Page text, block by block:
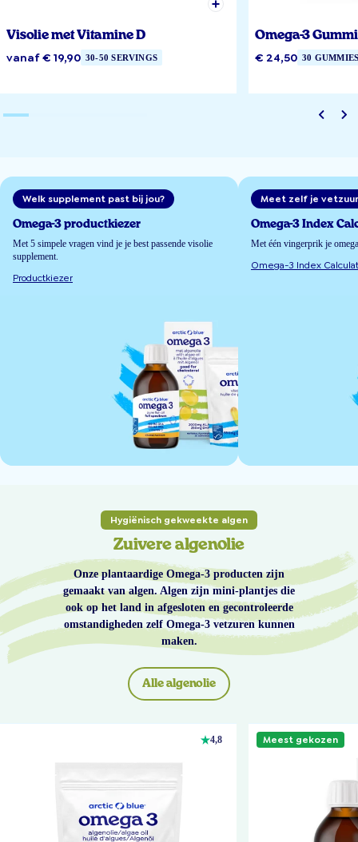
Visolie met Vitamine D
vanaf € 19,90 30-50 SERVINGS
Omega-3
€ 24,50 30
Welk supplement past bij jou?
Omega-3 productkiezer
Met 5 simpele vragen vind je je best passende visolie
supplement.
Productkiezer
Meet zelf je
Omega-3 Index
Met één vingerprik je
Omega-3 Index
Hygiënisch gekweekte algen
Zuivere algenolie
Onze plantaardige Omega-3 producten zijn
gemaakt van algen. Algen zijn mini-plantjes die
ook op het land in afgesloten en gecontroleerde
omstandigheden zelf Omega-3 vetzuren kunnen
maken.
Alle algenolie
4,8 Meest gekozen